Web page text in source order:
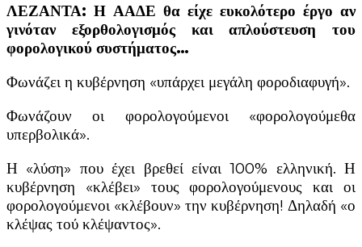
ΛΕΖΑΝΤΑ: Η ΑΑΔΕ θα είχε ευκολότερο έργο αν
γινόταν εξορθολογισμός και απλούστευση του
φορολογικού συστήματος…
Φωνάζει η κυβέρνηση «υπάρχει μεγάλη φοροδιαφυγή».
Φωνάζουν οι φορολογούμενοι «φορολογούμεθα
υπερβολικά».
Η «λύση» που έχει βρεθεί είναι 100% ελληνική. Η
κυβέρνηση «κλέβει» τους φορολογούμενους και οι
φορολογούμενοι «κλέβουν» την κυβέρνηση! Δηλαδή «ο
κλέψας τού κλέψαντος».